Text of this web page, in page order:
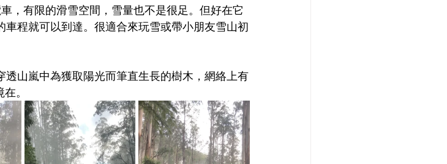
，有限的滑雪空間，雪量也不是很足。但好在它
程就可以到達。很適合來玩雪或帶小朋友雪山初
山嵐中為獲取陽光而筆直生長的樹木，網絡上有
。